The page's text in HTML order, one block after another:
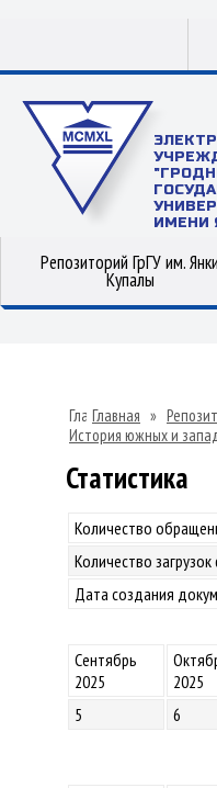
ИМЕНИ
Репозиторий ГрГУ им. Янки
Купалы
Главная »
История южных и
Статистика
Количество
Количество
Дата создания
Сентябрь
2025
2025
5
6